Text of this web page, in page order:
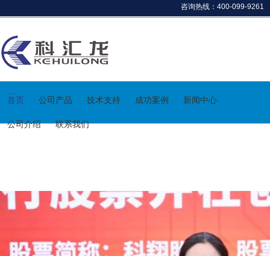
咨询热线：400-099-9261
首页 公司产品 技术支持 成功案例 新闻中心
公司介绍 联系我们